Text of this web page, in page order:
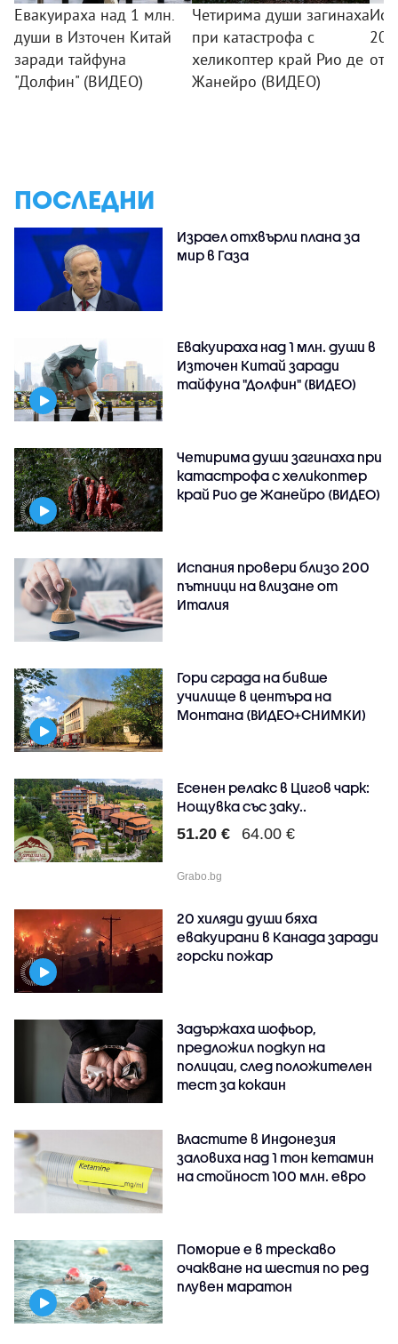
Евакуираха над 1 млн.
души в Източен Китай
заради тайфуна
"Долфин" (ВИДЕО)
Четирима души загинаха
при катастрофа с
хеликоптер край Рио де
Жанейро (ВИДЕО)
от
ПОСЛЕДНИ
Израел отхвърли плана за
мир в Газа
Евакуираха над 1 млн. души в
Източен Китай заради
тайфуна "Долфин" (ВИДЕО)
Четирима души загинаха при
катастрофа с хеликоптер
край Рио де Жанейро (ВИДЕО)
Испания провери близо 200
пътници на влизане от
Италия
Гори сграда на бивше
училище в центъра на
Монтана (ВИДЕО+СНИМКИ)
Есенен релакс в Цигов чарк:
Нощувка със заку..
51.20 € 64.00 €
Grabo.bg
20 хиляди души бяха
евакуирани в Канада заради
горски пожар
Задържаха шофьор,
предложил подкуп на
полицаи, след положителен
тест за кокаин
Властите в Индонезия
заловиха над 1 тон кетамин
на стойност 100 млн. евро
Поморие е в трескаво
очакване на шестия по ред
плувен маратон